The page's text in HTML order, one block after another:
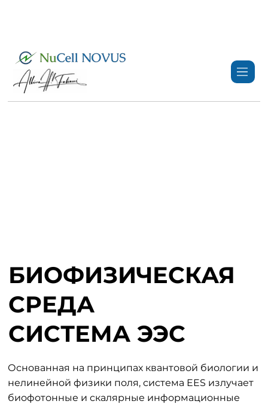
БИОФИЗИЧЕСКАЯ
СРЕДА
СИСТЕМА ЭЭС
Основанная на принципах квантовой биологии и
нелинейной физики поля, система EES излучает
биофотонные и скалярные информационные